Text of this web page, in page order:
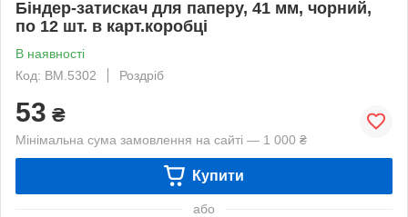
Біндер-затискач для паперу, 41 мм, чорний,
по 12 шт. в карт.коробці
В наявності
Код: BM.5302
Роздріб
53 ₴
Мінімальна сума замовлення на сайті — 1 000 ₴
Купити
або